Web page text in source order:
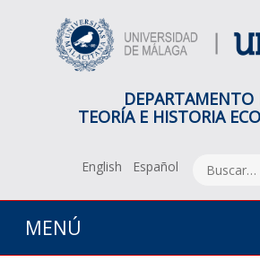
DEPARTAMENTO
TEORÍA E HISTORIA
English Español
MENÚ